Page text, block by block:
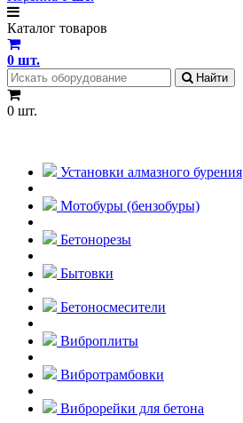
Каталог товаров
0 шт.
Найти
0 шт.
Установки алмазного бурения
Мотобуры (бензобуры)
Бетонорезы
Бытовки
Бетоносмесители
Виброплиты
Вибротрамбовки
Виброрейки для бетона